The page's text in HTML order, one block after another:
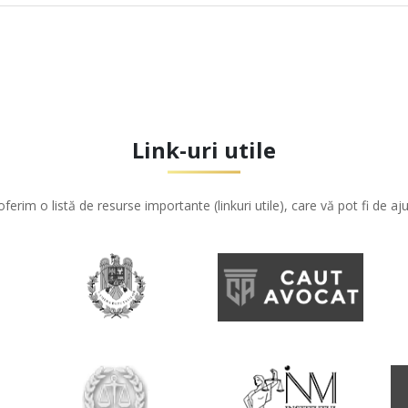
Link-uri utile
o listă de resurse importante (linkuri utile), care vă pot fi de